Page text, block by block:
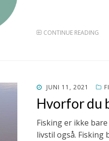
CONTINUE READING
POSTED
ON
JUNI 11, 2021
Hvorfor du
Fisking er ikke
livstil også. Fisking